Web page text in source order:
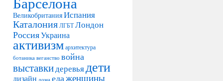
ВеликобританияИспания
Каталония ЛГБТ Лондон
РоссияУкраина
активизм архитектура
ботаника веганство война
выставкидеревьядети
дизайн дома едаженщины